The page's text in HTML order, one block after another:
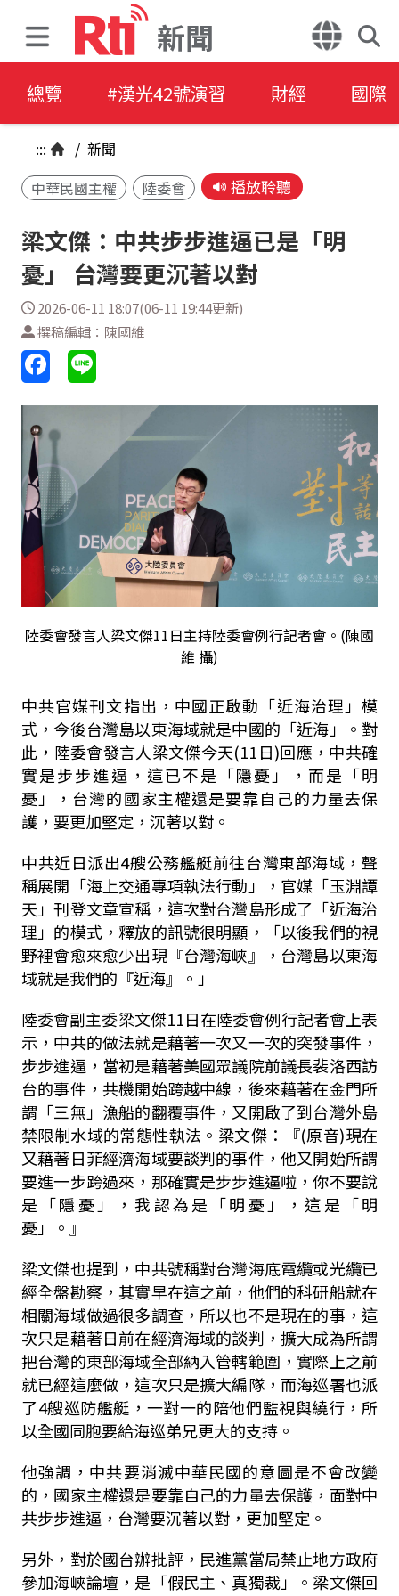
新聞
總覽 #漢光42號演習 財經 國際
::: / 新聞
中華民國主權
陸委會 播放聆聽
梁文傑：中共步步進逼已是「明
憂」 台灣要更沉著以對
2026-06-11 18:07(06-11 19:44更新)
撰稿編輯：陳國維
陸委會發言人梁文傑11日主持陸委會例行記者會。(陳國
維 攝)
中共官媒刊文指出，中國正啟動「近海治理」模
式，今後台灣島以東海域就是中國的「近海」。對
此，陸委會發言人梁文傑今天(11日)回應，中共確
實是步步進逼，這已不是「隱憂」，而是「明
憂」，台灣的國家主權還是要靠自己的力量去保
護，要更加堅定，沉著以對。
中共近日派出4艘公務艦艇前往台灣東部海域，聲
稱展開「海上交通專項執法行動」，官媒「玉淵譚
天」刊登文章宣稱，這次對台灣島形成了「近海治
理」的模式，釋放的訊號很明顯，「以後我們的視
野裡會愈來愈少出現『台灣海峽』，台灣島以東海
域就是我們的『近海』。」
陸委會副主委梁文傑11日在陸委會例行記者會上表
示，中共的做法就是藉著一次又一次的突發事件，
步步進逼，當初是藉著美國眾議院前議長裴洛西訪
台的事件，共機開始跨越中線，後來藉著在金門所
謂「三無」漁船的翻覆事件，又開啟了到台灣外島
禁限制水域的常態性執法。梁文傑：『(原音)現在
又藉著日菲經濟海域要談判的事件，他又開始所謂
要進一步跨過來，那確實是步步進逼啦，你不要說
是「隱憂」，我認為是「明憂」，這是「明
憂」。』
梁文傑也提到，中共號稱對台灣海底電纜或光纜已
經全盤勘察，其實早在這之前，他們的科研船就在
相關海域做過很多調查，所以也不是現在的事，這
次只是藉著日前在經濟海域的談判，擴大成為所謂
把台灣的東部海域全部納入管轄範圍，實際上之前
就已經這麼做，這次只是擴大編隊，而海巡署也派
了4艘巡防艦艇，一對一的陪他們監視與繞行，所
以全國同胞要給海巡弟兄更大的支持。
他強調，中共要消滅中華民國的意圖是不會改變
的，國家主權還是要靠自己的力量去保護，面對中
共步步進逼，台灣要沉著以對，更加堅定。
另外，對於國台辦批評，民進黨當局禁止地方政府
參加海峽論壇，是「假民主、真獨裁」。梁文傑回